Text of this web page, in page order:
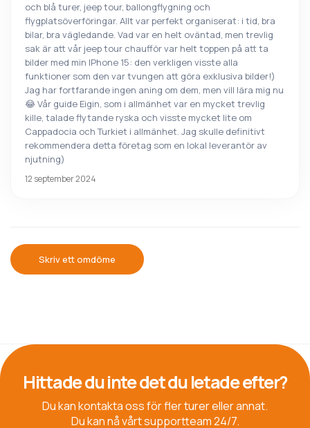
och blå turer, jeep tour, ballongflygning och
flygplatsöverföringar. Allt var perfekt organiserat: i tid, bra
bilar, bra vägledande. Vad var en helt oväntad, men trevlig
sak är att vår jeep tour chaufför var helt toppen på att ta
bilder med min IPhone 15: den verkligen visste alla
funktioner som den var tvungen att göra exklusiva bilder!)
Jag har fortfarande ingen aning om dem, men vill lära mig nu
😂 Vår guide Eigin, som i allmänhet var en mycket trevlig
kille, talade flytande ryska och visste mycket lite om
Cappadocia och Turkiet i allmänhet. Jag skulle definitivt
rekommendera detta företag som en lokal leverantör av
njutning)
12 september 2024
Skriv ett omdöme
Hittade du inte det du letade efter?
Du kan kontakta oss för fler turer eller annat.
Du kan nå vårt supportteam 24/7.